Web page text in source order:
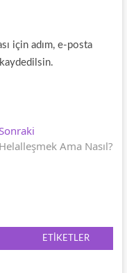
için adım, e-posta
yazı:
Helalleşmek Ama Nasıl?
ETIKETLER